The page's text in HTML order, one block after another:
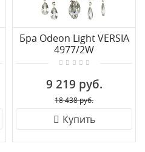
Бра Odeon Light VERSIA
4977/2W
9 219 руб.
18 438 руб.
Купить